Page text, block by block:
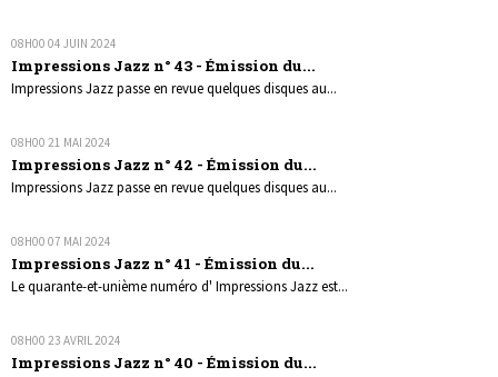
08H00 04 JUIN 2024
Impressions Jazz n° 43 - Émission du...
Impressions Jazz passe en revue quelques disques au...
08H00 21 MAI 2024
Impressions Jazz n° 42 - Émission du...
Impressions Jazz passe en revue quelques disques au...
08H00 07 MAI 2024
Impressions Jazz n° 41 - Émission du...
Le quarante-et-unième numéro d' Impressions Jazz est...
08H00 23 AVRIL 2024
Impressions Jazz n° 40 - Émission du...